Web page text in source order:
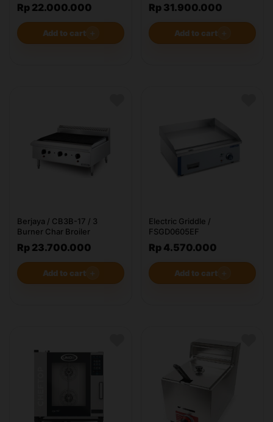
Rp 22.000.000
Add to cart ＋
Rp 31.900.000
Add to cart ＋
Berjaya / CB3B-17 / 3
Burner Char Broiler
Rp 23.700.000
Add to cart ＋
Electric Griddle /
FSGD0605EF
Rp 4.570.000
Add to cart ＋